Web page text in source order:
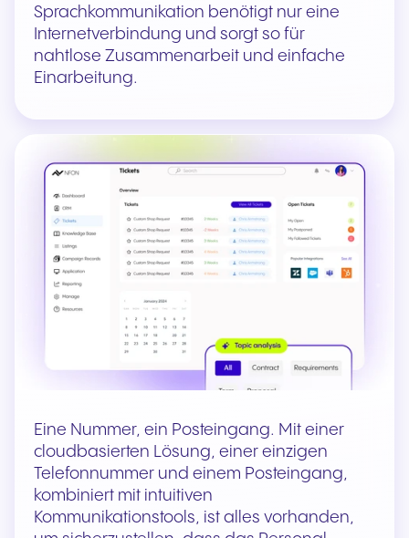
Sprachkommunikation benötigt nur eine
Internetverbindung und sorgt so für
nahtlose Zusammenarbeit und einfache
Einarbeitung.
Eine Nummer, ein Posteingang. Mit einer
cloudbasierten Lösung, einer einzigen
Telefonnummer und einem Posteingang,
kombiniert mit intuitiven
Kommunikationstools, ist alles vorhanden,